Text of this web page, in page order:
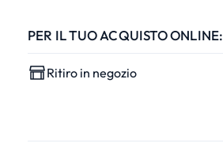
PER IL TUO ACQUISTO ONLINE:
Ritiro in negozio